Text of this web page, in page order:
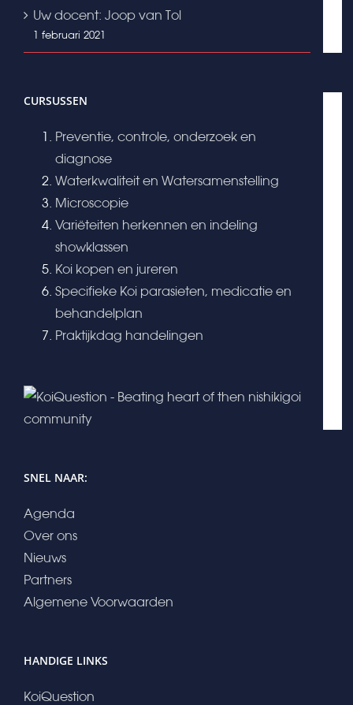
Uw docent: Joop van Tol
1 februari 2021
CURSUSSEN
Preventie, controle, onderzoek en
diagnose
Waterkwaliteit en Watersamenstelling
Microscopie
Variëteiten herkennen en indeling
showklassen
Koi kopen en jureren
Specifieke Koi parasieten, medicatie en
behandelplan
Praktijkdag handelingen
SNEL NAAR:
Agenda
Over ons
Nieuws
Partners
Algemene Voorwaarden
HANDIGE LINKS
KoiQuestion